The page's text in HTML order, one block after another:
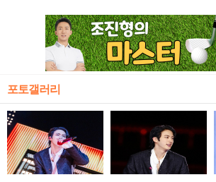
포토갤러리